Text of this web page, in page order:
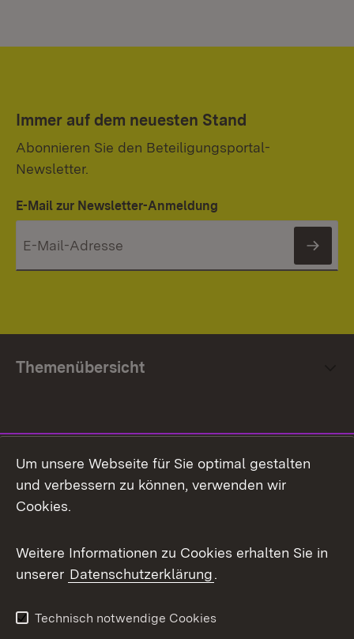
Immer auf dem neuesten Stand
Abonnieren Sie den Beteiligungsportal-
Newsletter.
E-Mail zur Newsletter-Anmeldung
Themenübersicht
Facebook
X / Twitter
Youtube
Um unsere Webseite für Sie optimal gestalten
und verbessern zu können, verwenden wir
Cookies.
Weitere Informationen zu Cookies erhalten Sie in
unserer Datenschutzerklärung.
Technisch notwendige Cookies